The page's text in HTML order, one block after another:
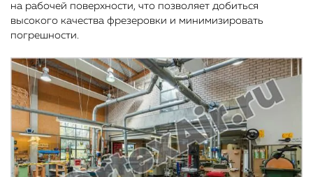
на рабочей поверхности, что позволяет добиться
высокого качества фрезеровки и минимизировать
погрешности.